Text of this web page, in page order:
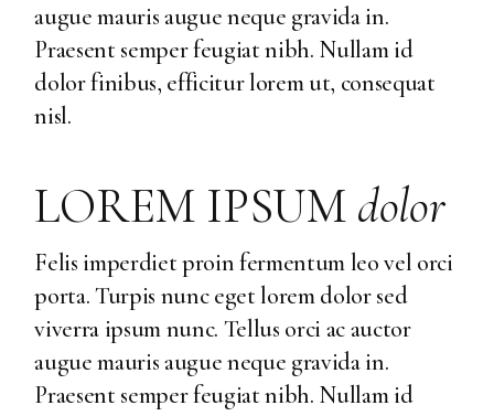
augue mauris augue neque gravida in.
Praesent semper feugiat nibh. Nullam id
dolor finibus, efficitur lorem ut, consequat
nisl.
LOREM IPSUM dolor
Felis imperdiet proin fermentum leo vel orci
porta. Turpis nunc eget lorem dolor sed
viverra ipsum nunc. Tellus orci ac auctor
augue mauris augue neque gravida in.
Praesent semper feugiat nibh. Nullam id